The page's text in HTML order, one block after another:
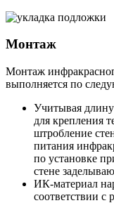
Монтаж
Монтаж
выполняется по
Учитывая длину
для крепления
штробление
питания
по установке
стене
ИК-материал
соответствии с